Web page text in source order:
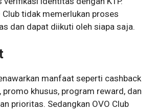
Club tidak memerlukan proses
dan dapat diikuti oleh siapa saja.
manfaat seperti cashback
promo khusus, program reward, dan
prioritas. Sedangkan OVO Club